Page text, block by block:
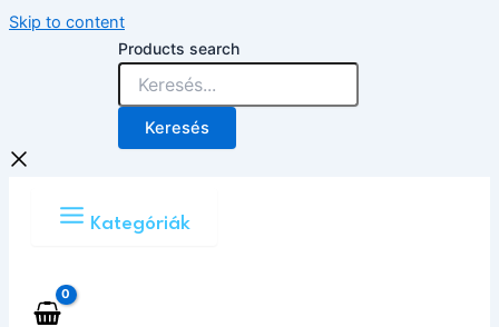
Skip to content
Products search
Keresés
Kategóriák